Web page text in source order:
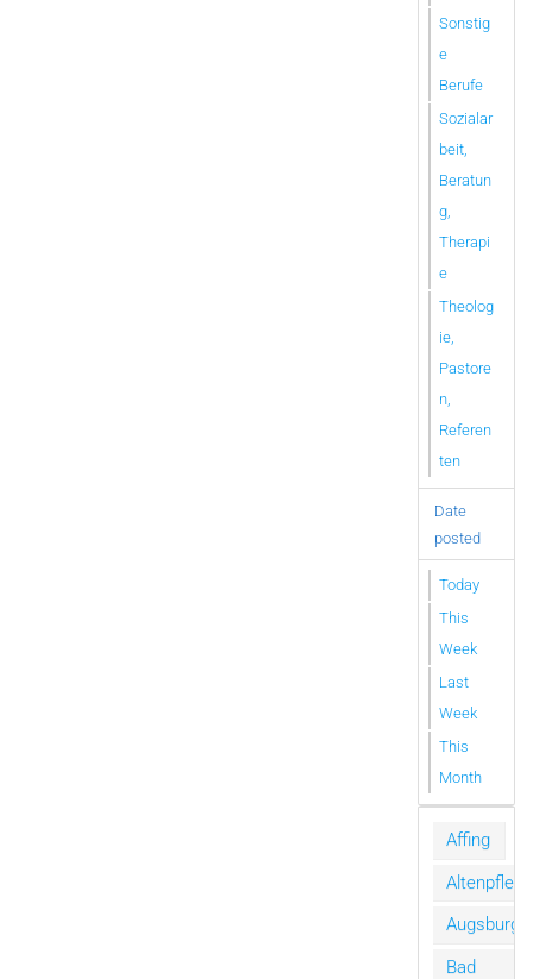
Sonstig
e
Berufe
Sozialar
beit,
Beratun
g,
Therapi
e
Theolog
ie,
Pastore
n,
Referen
ten
Date
posted
Today
This
Week
Last
Week
This
Month
Affing
Altenpflege
Augsburg
Bad